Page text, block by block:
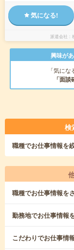
気になる!
派遣会社
興味が
「気に
「面談
検
職種でお仕事情報を
職種でお仕事情報を
勤務地でお仕事情報
こだわりでお仕事情